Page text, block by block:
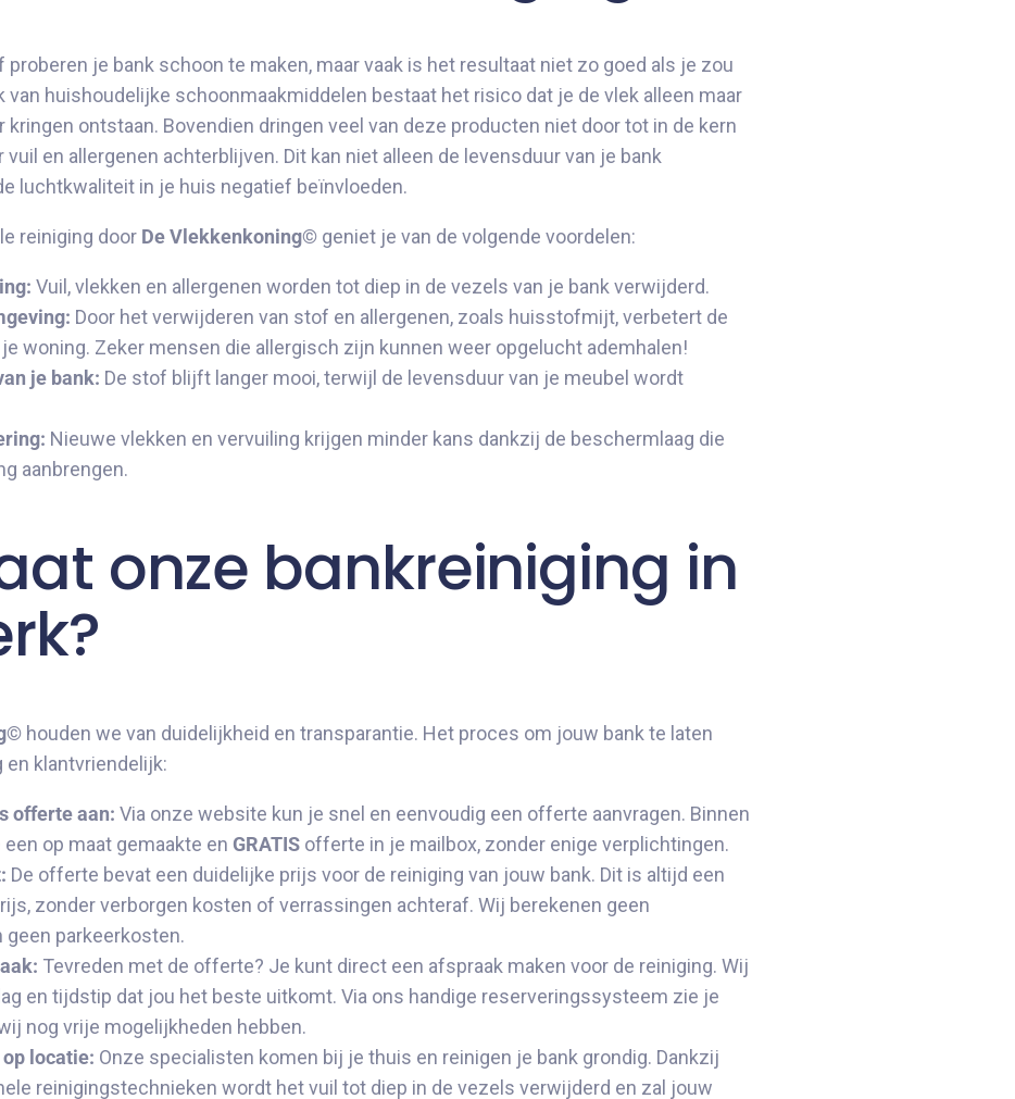
je bank schoon te maken, maar vaak is het resultaat niet zo goed als je zou
van huishoudelijke schoonmaakmiddelen bestaat het risico dat je de vlek alleen maar
kringen ontstaan. Bovendien dringen veel van deze producten niet door tot in de kern
vuil en allergenen achterblijven. Dit kan niet alleen de levensduur van je bank
luchtkwaliteit in je huis negatief beïnvloeden.
reiniging door De Vlekkenkoning© geniet je van de volgende voordelen:
Vuil, vlekken en allergenen worden tot diep in de vezels van je bank verwijderd.
Door het verwijderen van stof en allergenen, zoals huisstofmijt, verbetert de
woning. Zeker mensen die allergisch zijn kunnen weer opgelucht ademhalen!
je bank: De stof blijft langer mooi, terwijl de levensduur van je meubel wordt
Nieuwe vlekken en vervuiling krijgen minder kans dankzij de beschermlaag die
aanbrengen.
onze bankreiniging in
houden we van duidelijkheid en transparantie. Het proces om jouw bank te laten
en klantvriendelijk:
offerte aan: Via onze website kun je snel en eenvoudig een offerte aanvragen. Binnen
op maat gemaakte en GRATIS offerte in je mailbox, zonder enige verplichtingen.
De offerte bevat een duidelijke prijs voor de reiniging van jouw bank. Dit is altijd een
zonder verborgen kosten of verrassingen achteraf. Wij berekenen geen
parkeerkosten.
Tevreden met de offerte? Je kunt direct een afspraak maken voor de reiniging. Wij
en tijdstip dat jou het beste uitkomt. Via ons handige reserveringssysteem zie je
nog vrije mogelijkheden hebben.
locatie: Onze specialisten komen bij je thuis en reinigen je bank grondig. Dankzij
reinigingstechnieken wordt het vuil tot diep in de vezels verwijderd en zal jouw